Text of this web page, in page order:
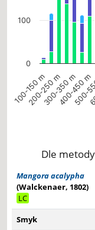
100-150 m
200-250 m
300-350 m
400-450 m
500-
0
100
Dle
Mangora acalypha
(Walckenaer, 1802)
LC
Smyk